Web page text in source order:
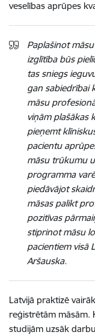
veselības aprūpes
Paplašinot
izglītība būs
tas sniegs
gan sabiedrībai
māsu
viņām plašākas
pieņemt
pacientu
māsu trūkumu
programma
piedāvājot
māsas palikt
pozitīvas
stiprinot māsu
pacientiem visā
Aršauska.
Latvijā praktizē
reģistrētām māsām.
studijām uzsāk